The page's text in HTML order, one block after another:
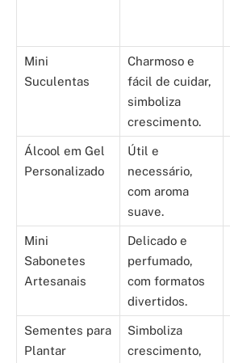
Mini
Suculentas
Charmoso e
fácil de cuidar,
simboliza
crescimento.
Álcool em Gel
Personalizado
Útil e
necessário,
com aroma
suave.
Mini
Sabonetes
Artesanais
Delicado e
perfumado,
com formatos
divertidos.
Sementes para
Plantar
Simboliza
crescimento,